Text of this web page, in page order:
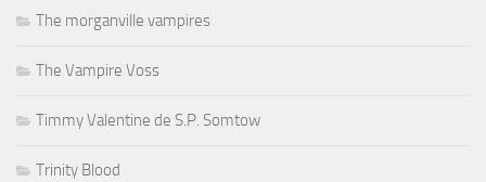
The morganville vampires
The Vampire Voss
Timmy Valentine de S.P. Somtow
Trinity Blood